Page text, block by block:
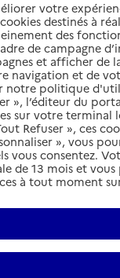
et de
de prix
recherches,
vous sur le
démarches
votre
destinés à
des
de campagne
et afficher de
navigation et de
notre politique
», l’éditeur du
sur votre terminal
Refuser », ces
», vous
vous consentez.
de 13 mois et
à tout moment